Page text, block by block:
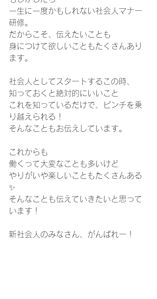
一生に一度かもしれない社会人マナー
研修。
だからこそ、伝えたいことも
身につけて欲しいこともたくさんあり
ます。
社会人としてスタートするこの時、
知っておくと絶対的にいいこと
これを知っているだけで、ピンチを乗
り越えられる！
そんなこともお伝えしています。
これからも
働くって大変なことも多いけど
やりがいや楽しいこともたくさんある
✨
そんなことも伝えていきたいと思って
います！
新社会人のみなさん、がんばれー！